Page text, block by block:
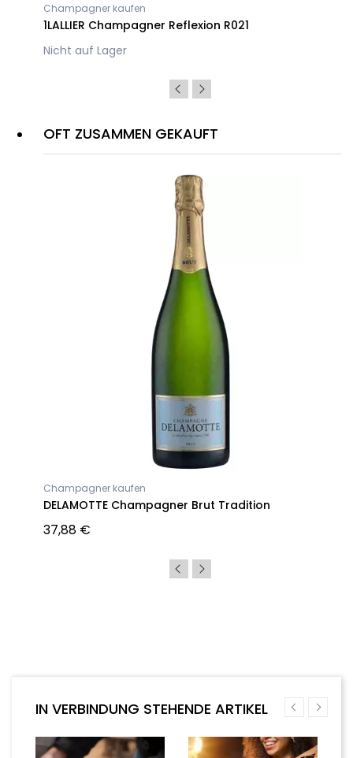
Champagner kaufen
1LALLIER Champagner Reflexion R021
Nicht auf Lager
OFT ZUSAMMEN GEKAUFT
Champagner kaufen
DELAMOTTE Champagner Brut Tradition
37,88 €
IN VERBINDUNG STEHENDE ARTIKEL